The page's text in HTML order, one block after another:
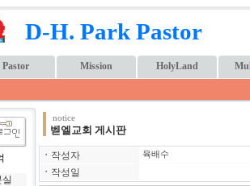
D-H. Park Pastor
Pastor Mission HolyLand
notice
벧엘교회 게시판
ㆍ 작성자 육배수
ㆍ 작성일